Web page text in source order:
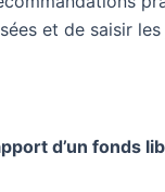
et de saisir
d’un fonds